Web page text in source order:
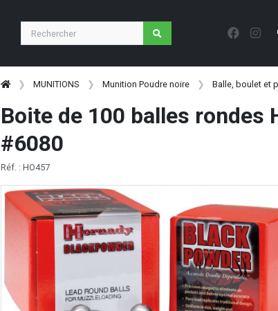
MUNITIONS Munition Poudre noire Balle, boulet et
Boite de 100 balles rondes
#6080
Réf. : HO457